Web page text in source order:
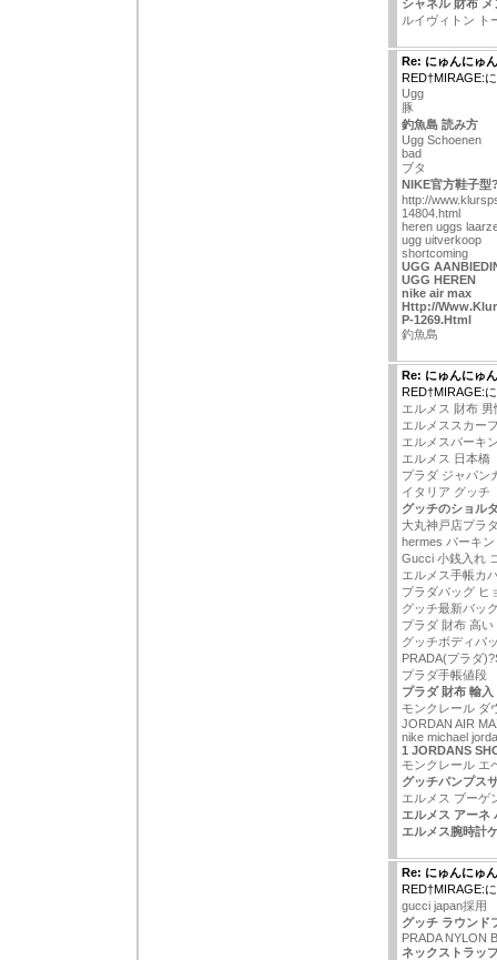
シャネル 財布 メ
ルイヴィトン ト
Re: にゅんにゅ
RED†MIRAGE:
Ugg
豚
釣魚島 読み方
Ugg Schoenen
bad
ブタ
NIKE官方鞋子型
http://
14804.html
heren uggs
ugg uitverkoop
shortcoming
UGG
UGG HEREN
nike air max
Http://
P-1269.Html
釣魚島
Re: にゅんにゅ
RED†MIRAGE:
エルメス 財布 男
エルメススカー
エルメスバーキ
エルメス 日本橋
プラダ ジャパン
イタリア グッチ
グッチのショル
大丸神戸店プラ
hermes バーキン
Gucci 小銭入れ
エルメス手帳カ
プラダバッグ ヒ
グッチ最新バッ
プラダ 財布 高い
グッチボディバ
PRADA(プラダ
プラダ手帳値段
プラダ 財布 輸入
モンクレール ダ
JORDAN AIR
nike michael
1 JORDANS
モンクレール エ
グッチパンプス
エルメス ブーゲ
エルメス アーネ
エルメス腕時計
Re: にゅんにゅ
RED†MIRAGE:
gucci japan採用
グッチ ラウンド
PRADA NYLON
ネックストラッ